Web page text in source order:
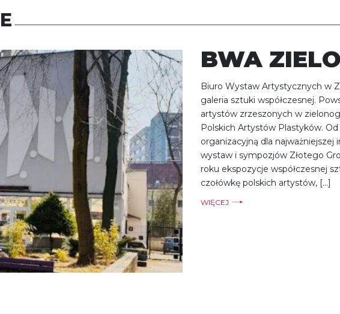
BWA
Biuro Wystaw Artystycznych w
galeria sztuki współczesnej.
artystów zrzeszonych w
Polskich Artystów Plastyków. Od
organizacyjną dla
wystaw i sympozjów Złotego
roku ekspozycje współczesnej
czołówkę polskich artystów, […]
WIĘCEJ